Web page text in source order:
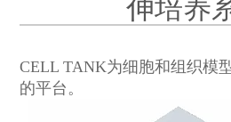
伸培养
CELL TANK为细胞和组织模
的平台。